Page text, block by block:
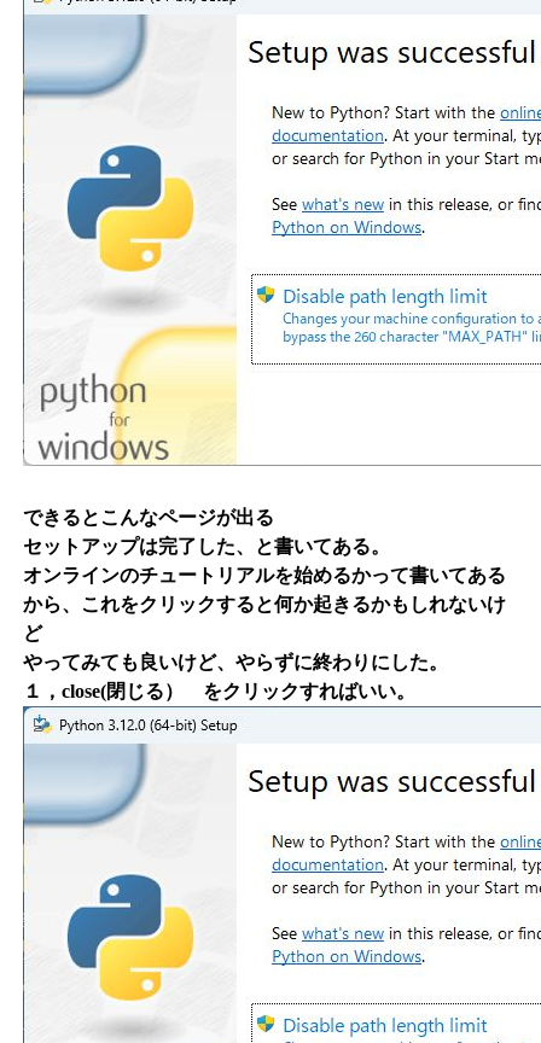
できるとこんなページが出る
セットアップは完了した、と書いてある。
オンラインのチュートリアルを始めるかって書いてある
から、これをクリックすると何か起きるかもしれないけ
ど
やってみても良いけど、やらずに終わりにした。
１，close(閉じる） をクリックすればいい。